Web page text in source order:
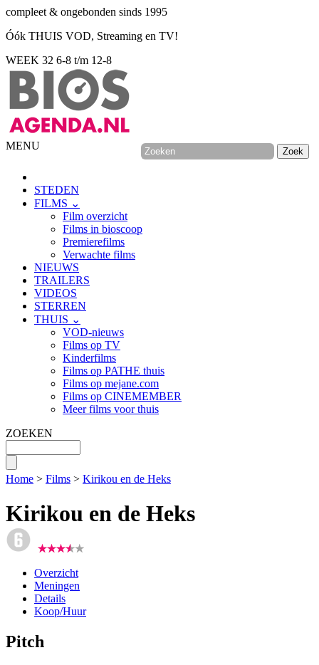
compleet & ongebonden sinds 1995
Óók THUIS VOD, Streaming en TV!
WEEK 32 6-8 t/m 12-8
MENU
STEDEN
FILMS ⌄
Film overzicht
Films in bioscoop
Premierefilms
Verwachte films
NIEUWS
TRAILERS
VIDEOS
STERREN
THUIS ⌄
VOD-nieuws
Films op TV
Kinderfilms
Films op PATHE thuis
Films op mejane.com
Films op CINEMEMBER
Meer films voor thuis
ZOEKEN
Home > Films > Kirikou en de Heks
Kirikou en de Heks
Overzicht
Meningen
Details
Koop/Huur
Pitch